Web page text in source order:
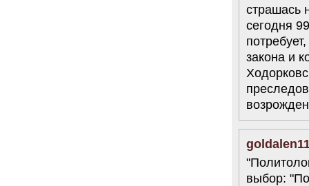
страшась
сегодня
закона и
выбор: